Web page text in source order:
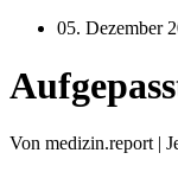
05. Dezember
Von medizin.report |